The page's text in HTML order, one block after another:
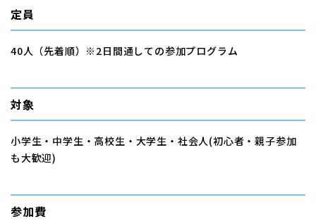
定員
40人（先着順）※2日間通しての参加プログラム
対象
小学生・中学生・高校生・大学生・社会人(初心者・親子参加
も大歓迎)
参加費